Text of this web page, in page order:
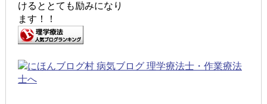
けるととても励みになり
ます！！